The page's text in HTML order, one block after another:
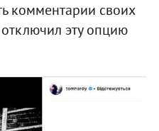
комментарии своих
эту опцию